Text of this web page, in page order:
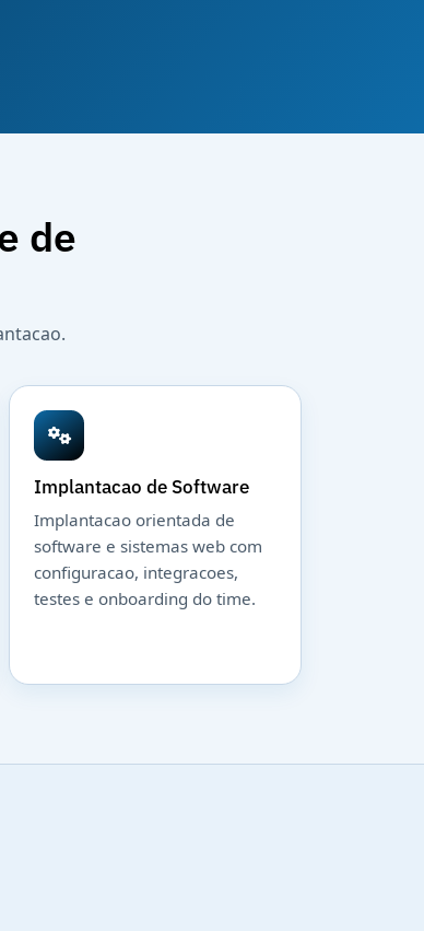
de
Implantacao de Software
Implantacao orientada de
software e sistemas web com
configuracao, integracoes,
testes e onboarding do time.